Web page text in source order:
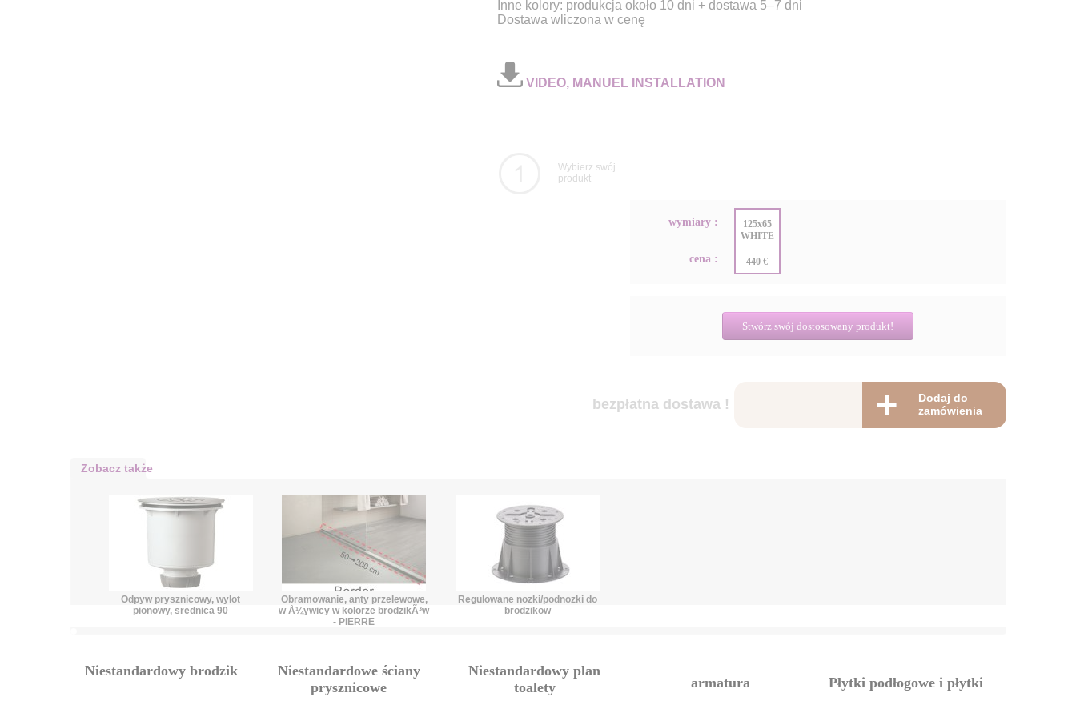
Inne kolory: produkcja około 10 dni + dostawa 5–7 dni
Dostawa wliczona w cenę
VIDEO, MANUEL INSTALLATION
Wybierz swój
produkt
wymiary :
cena :
125x65
WHITE
440 €
Stwórz swój dostosowany produkt!
bezpłatna dostawa !
Dodaj do
zamówienia
Zobacz także
Odpyw prysznicowy, wylot
pionowy, srednica 90
Obramowanie, anty przelewowe,
w Å¼ywicy w kolorze brodzikÃ³w
- PIERRE
Regulowane nozki/podnozki do
brodzikow
Niestandardowy brodzik
Niestandardowe ściany
prysznicowe
Niestandardowy plan
toalety
armatura Płytki podłogowe i płytki